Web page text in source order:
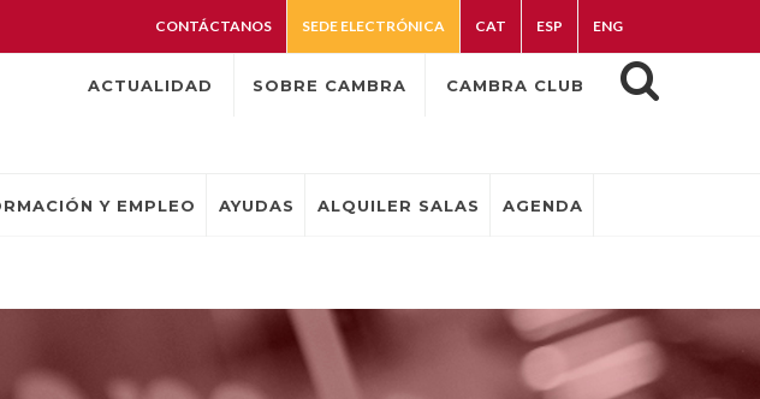
CONTÁCTANOS SEDE ELECTRÓNICA CAT ESP ENG
ACTUALIDAD SOBRE CAMBRA CAMBRA CLUB
Y EMPLEO AYUDAS ALQUILER SALAS AGENDA